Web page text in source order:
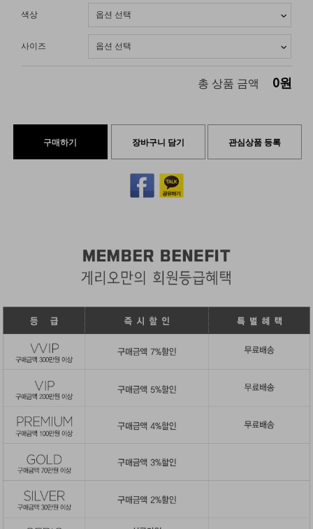
색상
사이즈
총 상품 금액 0원
구매하기 장바구니 담기 관심상품 등록